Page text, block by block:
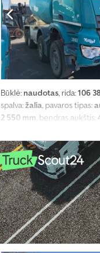
Būklė: naudotas, rida:106
spalva:žalia, pavaros tipas:
2 550 mm, bendras aukštis:
užraktas, diferencialo
kondicionavimas,